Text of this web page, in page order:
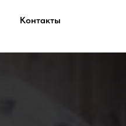
Контакты